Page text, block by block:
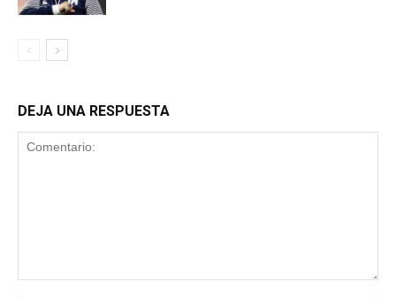
DEJA UNA RESPUESTA